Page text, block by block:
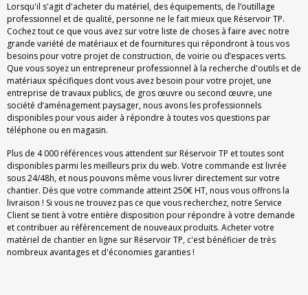
Lorsqu'il s'agit d'acheter du matériel, des équipements, de l’outillage
professionnel et de qualité, personne ne le fait mieux que Réservoir TP.
Cochez tout ce que vous avez sur votre liste de choses à faire avec notre
grande variété de matériaux et de fournitures qui répondront à tous vos
besoins pour votre projet de construction, de voirie ou d’espaces verts.
Que vous soyez un entrepreneur professionnel à la recherche d'outils et de
matériaux spécifiques dont vous avez besoin pour votre projet, une
entreprise de travaux publics, de gros œuvre ou second œuvre, une
société d’aménagement paysager, nous avons les professionnels
disponibles pour vous aider à répondre à toutes vos questions par
téléphone ou en magasin.
Plus de 4 000 références vous attendent sur Réservoir TP et toutes sont
disponibles parmi les meilleurs prix du web. Votre commande est livrée
sous 24/48h, et nous pouvons même vous livrer directement sur votre
chantier. Dès que votre commande atteint 250€ HT, nous vous offrons la
livraison ! Si vous ne trouvez pas ce que vous recherchez, notre Service
Client se tient à votre entière disposition pour répondre à votre demande
et contribuer au référencement de nouveaux produits. Acheter votre
matériel de chantier en ligne sur Réservoir TP, c'est bénéficier de très
nombreux avantages et d'économies garanties !